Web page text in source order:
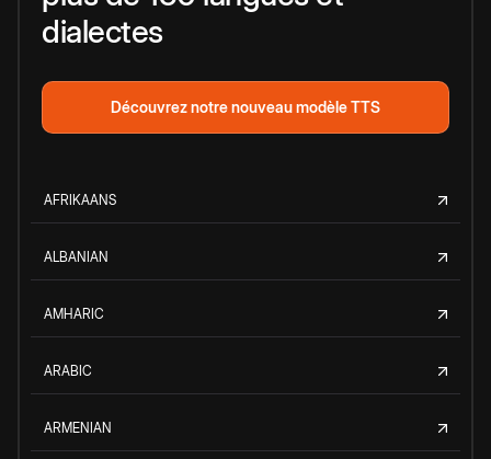
dialectes
Découvrez notre nouveau modèle TTS
AFRIKAANS
ALBANIAN
AMHARIC
ARABIC
ARMENIAN